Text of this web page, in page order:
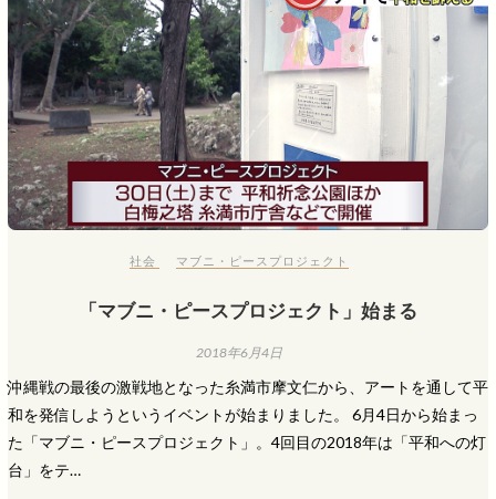
社会 マブニ・ピースプロジェクト
「マブニ・ピースプロジェクト」始まる
2018年6月4日
沖縄戦の最後の激戦地となった糸満市摩文仁から、アートを通して平
和を発信しようというイベントが始まりました。 6月4日から始まっ
た「マブニ・ピースプロジェクト」。4回目の2018年は「平和への灯
台」をテ…